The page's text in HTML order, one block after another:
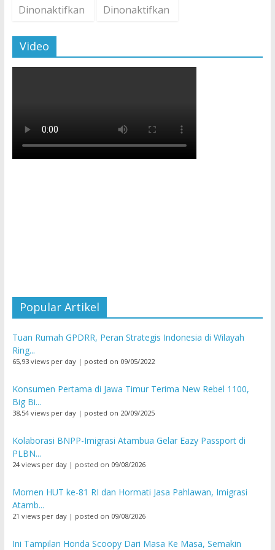
Dinonaktifkan
Dinonaktifkan
Video
Popular Artikel
Tuan Rumah GPDRR, Peran Strategis Indonesia di Wilayah
Ring...
65,93 views per day| posted on 09/05/2022
Konsumen Pertama di Jawa Timur Terima New Rebel 1100,
Big Bi...
38,54 views per day| posted on 20/09/2025
Kolaborasi BNPP-Imigrasi Atambua Gelar Eazy Passport di
PLBN...
24 views per day| posted on 09/08/2026
Momen HUT ke-81 RI dan Hormati Jasa Pahlawan, Imigrasi
Atamb...
21 views per day| posted on 09/08/2026
Ini Tampilan Honda Scoopy Dari Masa Ke Masa, Semakin